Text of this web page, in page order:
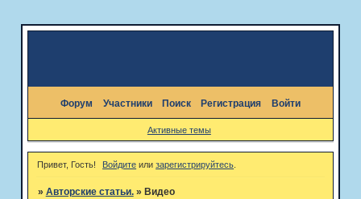
Форум Участники Поиск Регистрация Войти
Активные темы
Привет, Гость! Войдите илизарегистрируйтесь
» Авторские статьи. » Видео